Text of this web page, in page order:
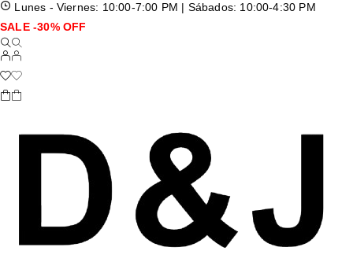
Lunes - Viernes: 10:00-7:00 PM | Sábados: 10:00-4:30 PM
SALE -30% OFF